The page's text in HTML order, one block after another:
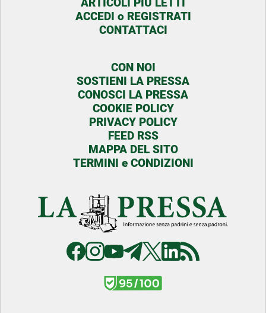
ARTICOLI PIU LETTI
ACCEDI o REGISTRATI
CONTATTACI
CON NOI
SOSTIENI LA PRESSA
CONOSCI LA PRESSA
COOKIE POLICY
PRIVACY POLICY
FEED RSS
MAPPA DEL SITO
TERMINI e CONDIZIONI